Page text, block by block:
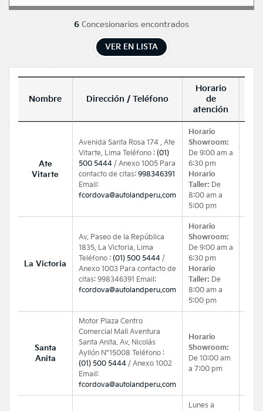
6 Concesionarios encontrados
VER EN LISTA
Nombre Dirección / Teléfono
Horario
de
atención
Ate
Vitarte
Avenida Santa Rosa 174 , Ate
Vitarte, Lima Teléfono : (01)
500 5444 / Anexo 1005 Para
contacto de citas: 998346391
Email:
fcordova@autolandperu.com
Horario
Showroom:
De 9:00 am a
6:30 pm
Horario
Taller: De
8:00 am a
5:00 pm
La Victoria
Av. Paseo de la República
1835, La Victoria, Lima
Teléfono : (01) 500 5444 /
Anexo 1003 Para contacto de
citas: 998346391 Email:
fcordova@autolandperu.com
Horario
Showroom:
De 9:00 am a
6:30 pm
Horario
Taller: De
8:00 am a
5:00 pm
Santa
Anita
Motor Plaza Centro
Comercial Mall Aventura
Santa Anita. Av. Nicolás
Ayllón N°15008 Teléfono :
(01) 500 5444 / Anexo 1002
Email:
fcordova@autolandperu.com
Horario
Showroom:
De 10:00 am
a 7:00 pm
Lunes a